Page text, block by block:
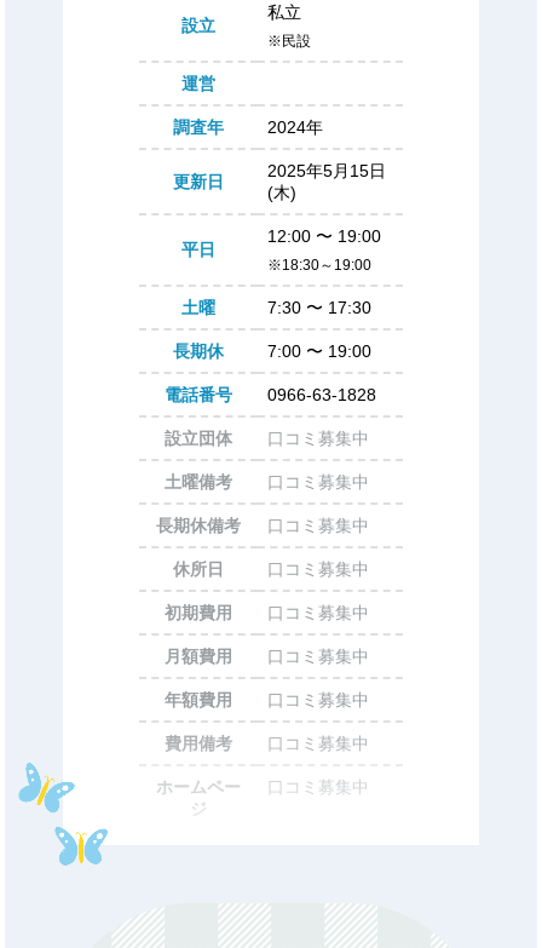
設立
私立
※民設
運営
調査年 2024年
更新日
2025年5月15日
(木)
平日
12:00 〜 19:00
※18:30～19:00
土曜 7:30 〜 17:30
長期休 7:00 〜 19:00
電話番号 0966-63-1828
設立団体 口コミ募集中
土曜備考 口コミ募集中
長期休備考 口コミ募集中
休所日 口コミ募集中
初期費用 口コミ募集中
月額費用 口コミ募集中
年額費用 口コミ募集中
費用備考 口コミ募集中
ホームペー
ジ
口コミ募集中